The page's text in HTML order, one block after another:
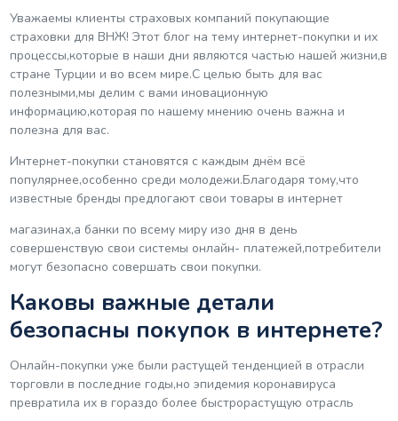
Уважаемы клиенты страховых компаний покупающие
страховки для ВНЖ! Этот блог на тему интернет-покупки и их
процессы,которые в наши дни являются частью нашей жизни,в
стране Турции и во всем мире.С целью быть для вас
полезными,мы делим с вами иновационную
информацию,которая по нашему мнению очень важна и
полезна для вас.
Интернет-покупки становятся с каждым днём всё
популярнее,особенно среди молодежи.Благодаря тому,что
известные бренды предлогают свои товары в интернет
магазинах,а банки по всему миру изо дня в день
совершенствую свои системы онлайн- платежей,потребители
могут безопасно совершать свои покупки.
Каковы важные детали
безопасны покупок в интернете?
Онлайн-покупки уже были растущей тенденцией в отрасли
торговли в последние годы,но эпидемия коронавируса
превратила их в гораздо более быстрорастущую отрасль